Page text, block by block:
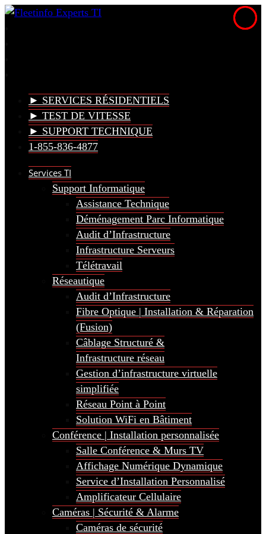
► SERVICES RÉSIDENTIELS
► TEST DE VITESSE
► SUPPORT TECHNIQUE
1-855-836-4877
Services TI
Support Informatique
Assistance Technique
Déménagement Parc Informatique
Audit d’Infrastructure
Infrastructure Serveurs
Télétravail
Réseautique
Audit d’Infrastructure
Fibre Optique | Installation & Réparation
(Fusion)
Câblage Structuré &
Infrastructure réseau
Gestion d’infrastructure virtuelle
simplifiée
Réseau Point à Point
Solution WiFi en Bâtiment
Conférence | Installation personnalisée
Salle Conférence & Murs TV
Affichage Numérique Dynamique
Service d’Installation Personnalisé
Amplificateur Cellulaire
Caméras | Sécurité & Alarme
Caméras de sécurité